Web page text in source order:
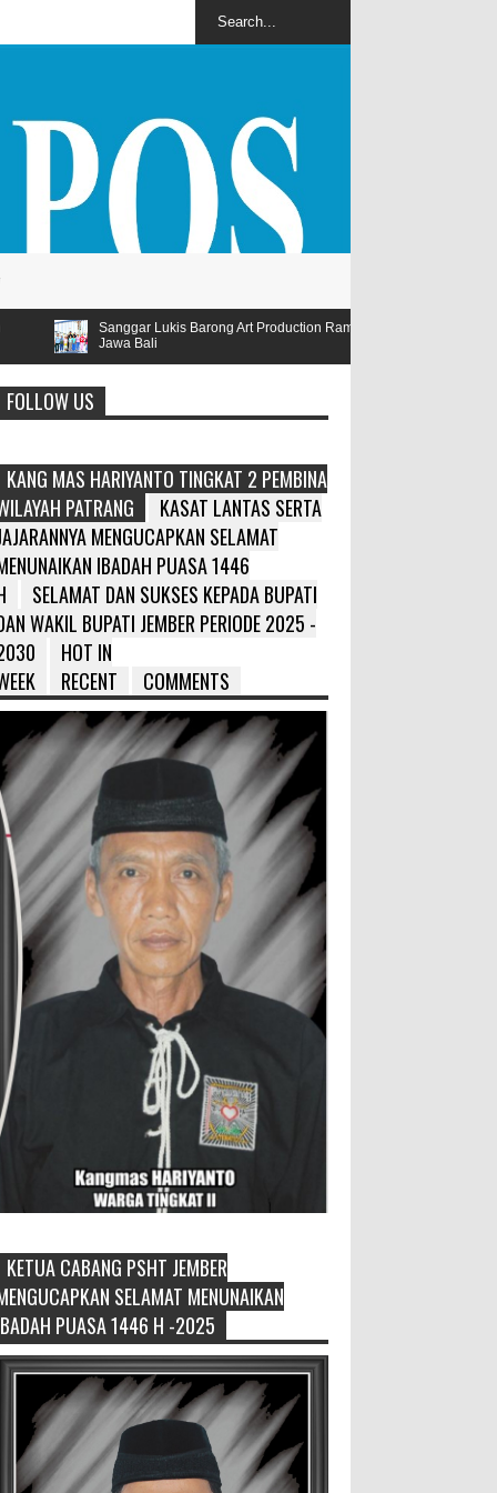
Barong Art Production Ramaikan Lomba Lukis Tema Pariwisata Se
FOLLOW US
KANG MAS HARIYANTO TINGKAT 2 PEMBINA
PATRANG
KASAT LANTAS SERTA
MENGUCAPKAN SELAMAT
IBADAH PUASA 1446
SELAMAT DAN SUKSES KEPADA BUPATI
WAKIL BUPATI JEMBER PERIODE 2025 -
HOT IN
RECENT COMMENTS
Sikapi Overproduksi Panen Selada,
Petani Muda Hidroponik Ikuti
Pelatihan Manajemen Budidaya
dan Tata Kelola Pasar
Setelah Pelatihan Diwilayah Ambulu Foto
Bersama MEMOPOS.co.id, Jember - Trend
pertanian urban saat ini menjadi pilihan
generasi muda untuk ...
KETUA CABANG PSHT JEMBER
SELAMAT MENUNAIKAN
PUASA 1446 H -2025